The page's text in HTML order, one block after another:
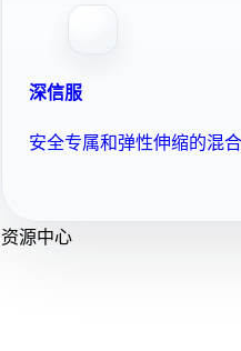
深信服
安全专属和弹性伸缩的混
资源中心